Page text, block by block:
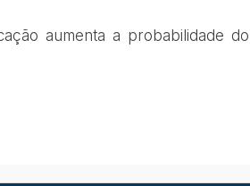
aumenta a probabilidade do